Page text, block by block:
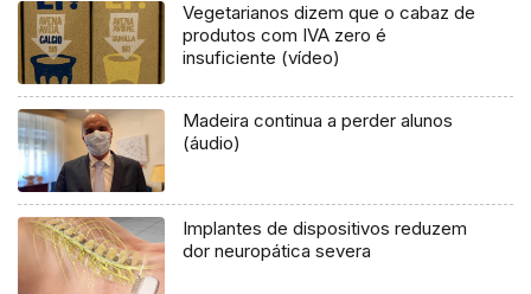
Vegetarianos dizem que o cabaz de
produtos com IVA zero é
insuficiente (vídeo)
Madeira continua a perder alunos
(áudio)
Implantes de dispositivos reduzem
dor neuropática severa